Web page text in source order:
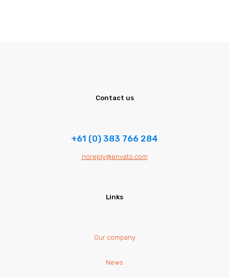
Contact us
+61 (0) 383 766 284
noreply@envato.com
Links
Our company
News